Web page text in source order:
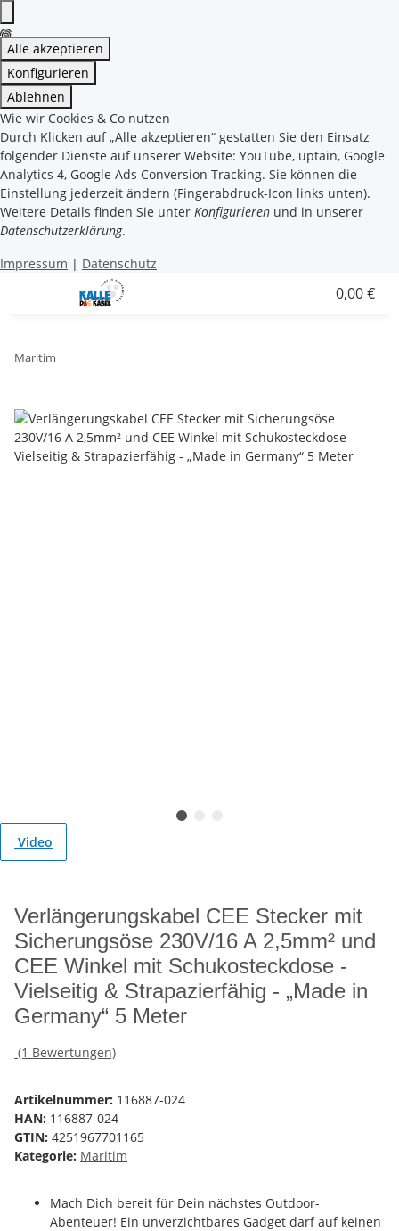
Alle akzeptieren
Konfigurieren
Ablehnen
Wie wir Cookies & Co nutzen
Durch Klicken auf „Alle akzeptieren“ gestatten Sie den Einsatz
folgender Dienste auf unserer Website: YouTube, uptain, Google
Analytics 4, Google Ads Conversion Tracking. Sie können die
Einstellung jederzeit ändern (Fingerabdruck-Icon links unten).
Weitere Details finden Sie unter Konfigurieren und in unserer
Datenschutzerklärung.
Impressum | Datenschutz
0,00 €
Maritim
Video
Verlängerungskabel CEE Stecker mit
Sicherungsöse 230V/16 A 2,5mm² und
CEE Winkel mit Schukosteckdose -
Vielseitig & Strapazierfähig - „Made in
Germany“ 5 Meter
(1 Bewertungen)
Artikelnummer: 116887-024
HAN: 116887-024
GTIN: 4251967701165
Kategorie: Maritim
Mach Dich bereit für Dein nächstes Outdoor-
Abenteuer! Ein unverzichtbares Gadget darf auf keinen